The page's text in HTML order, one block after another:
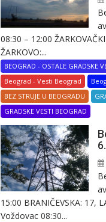
08:30 – 12:00
ŽARKOVO:...
BEOGRAD - OSTALE GRADSKE
Beograd - Vesti Beograd
BEZ STRUJE U BEOGRADU
GRADSKE VESTI BEOGRAD
15:00 BRANIČEVSKA: 17,
Voždovac 08:30...